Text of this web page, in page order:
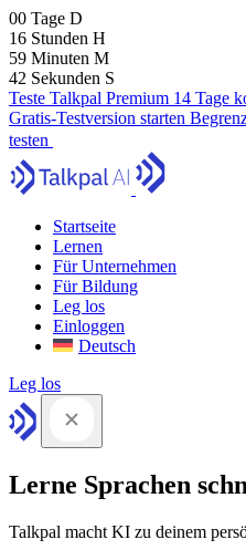
00 Tage D
16 Stunden H
59 Minuten M
41 Sekunden S
Teste Talkpal Premium 14 Tage
Gratis-Testversion starten
testen
Startseite
Lernen
Für Unternehmen
Für Bildung
Leg los
Einloggen
Deutsch
Leg los
Lerne Sprachen
Talkpal macht KI zu deinem